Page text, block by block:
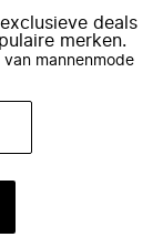
deals
merken.
van mannenmode